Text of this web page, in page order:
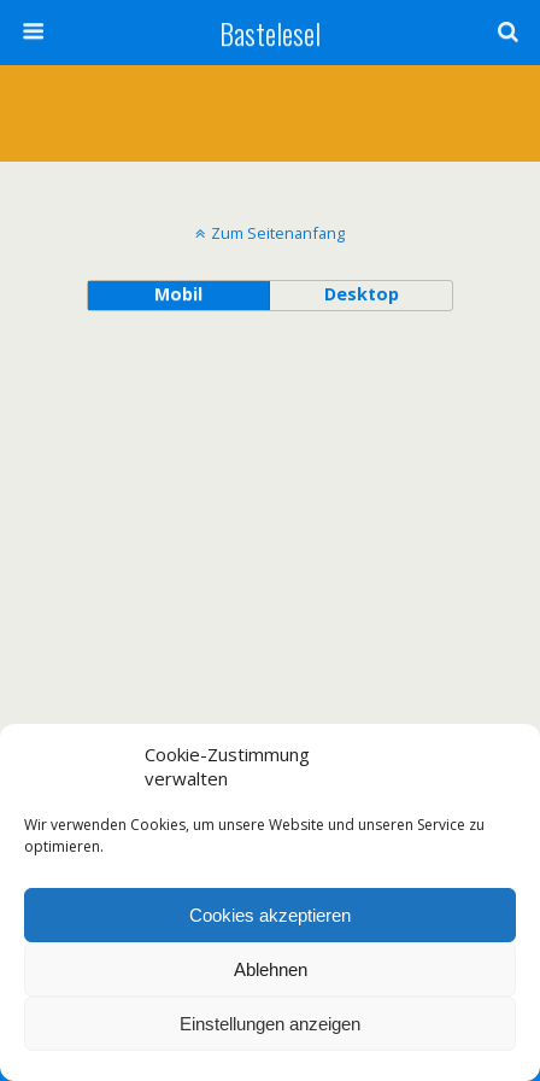
Cookie-Zustimmung
verwalten
Wir verwenden Cookies, um unsere Website und unseren Service zu
optimieren.
Cookies akzeptieren
Ablehnen
Einstellungen anzeigen
Bastelesel
Zum Seitenanfang
Mobil Desktop